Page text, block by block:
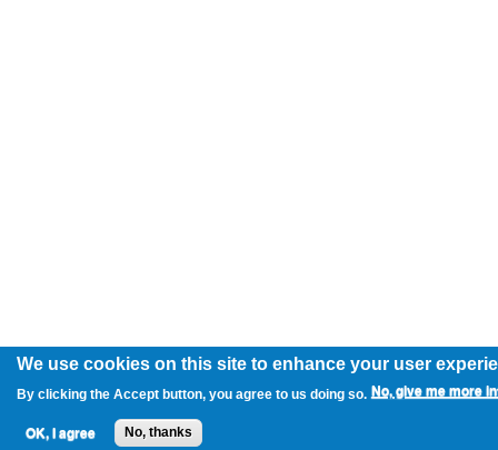
We use cookies on this site to enhance your user
By clicking the Accept button, you agree to us doing so. No, give me more
OK, I agree No, thanks